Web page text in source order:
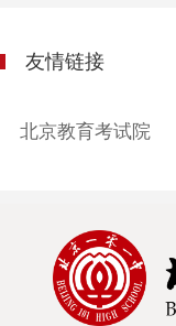
友情链接
北京教育考试院